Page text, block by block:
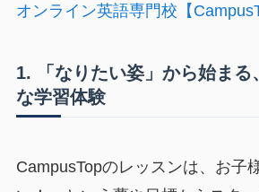
オンライン英語専門校【
1. 「なりたい姿」から始まる
な学習体験
CampusTopのレッスンは、お子